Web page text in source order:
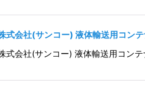
式会社(サンコー) 液体輸送用コン
式会社(サンコー) 液体輸送用コン